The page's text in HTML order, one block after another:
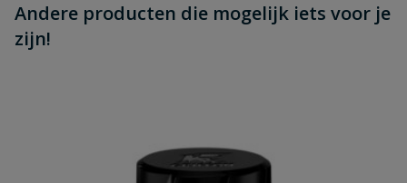
Andere producten die mogelijk iets voor je
zijn!